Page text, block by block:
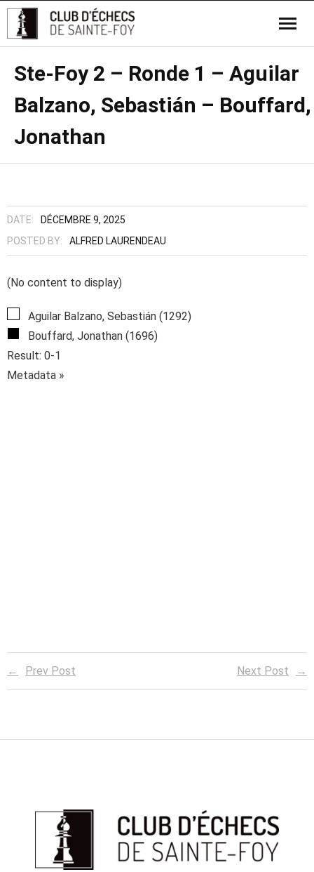
Ste-Foy 2 – Ronde 1 – Aguilar
Balzano, Sebastián – Bouffard,
Jonathan
DATE:
DÉCEMBRE 9, 2025
POSTED BY:
ALFRED LAURENDEAU
(No content to display)
Aguilar Balzano, Sebastián (1292)
Bouffard, Jonathan (1696)
Result: 0-1
Metadata »
Prev Post Next Post